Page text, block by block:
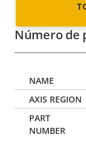
Número de